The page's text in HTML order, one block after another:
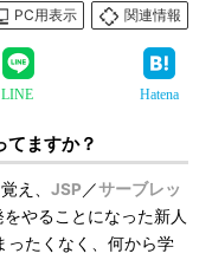
PC用表示
関連情報
LINE Hatena
てますか？
え、 JSP ／サーブレッ
をやることになった新人
ったくなく、何から学